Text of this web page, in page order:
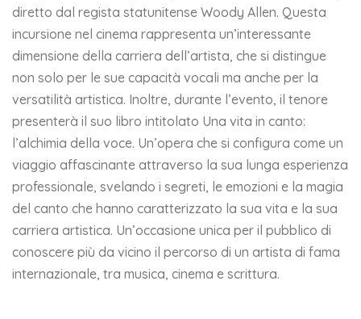
diretto dal regista statunitense Woody Allen. Questa
incursione nel cinema rappresenta un’interessante
dimensione della carriera dell’artista, che si distingue
non solo per le sue capacità vocali ma anche per la
versatilità artistica. Inoltre, durante l’evento, il tenore
presenterà il suo libro intitolato Una vita in canto:
l’alchimia della voce. Un’opera che si configura come un
viaggio affascinante attraverso la sua lunga esperienza
professionale, svelando i segreti, le emozioni e la magia
del canto che hanno caratterizzato la sua vita e la sua
carriera artistica. Un’occasione unica per il pubblico di
conoscere più da vicino il percorso di un artista di fama
internazionale, tra musica, cinema e scrittura.